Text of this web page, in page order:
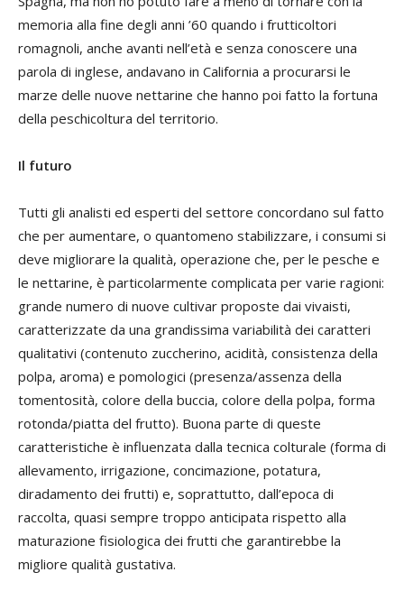
memoria alla fine degli anni ’60 quando i frutticoltori
romagnoli, anche avanti nell’età e senza conoscere una
parola di inglese, andavano in California a procurarsi le
marze delle nuove nettarine che hanno poi fatto la fortuna
della peschicoltura del territorio.
Il futuro
Tutti gli analisti ed esperti del settore concordano sul fatto
che per aumentare, o quantomeno stabilizzare, i consumi si
deve migliorare la qualità, operazione che, per le pesche e
le nettarine, è particolarmente complicata per varie ragioni:
grande numero di nuove cultivar proposte dai vivaisti,
caratterizzate da una grandissima variabilità dei caratteri
qualitativi (contenuto zuccherino, acidità, consistenza della
polpa, aroma) e pomologici (presenza/assenza della
tomentosità, colore della buccia, colore della polpa, forma
rotonda/piatta del frutto). Buona parte di queste
caratteristiche è influenzata dalla tecnica colturale (forma di
allevamento, irrigazione, concimazione, potatura,
diradamento dei frutti) e, soprattutto, dall’epoca di
raccolta, quasi sempre troppo anticipata rispetto alla
maturazione fisiologica dei frutti che garantirebbe la
migliore qualità gustativa.